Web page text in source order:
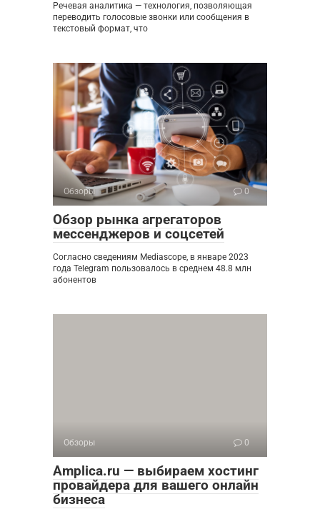
Речевая аналитика — технология, позволяющая
переводить голосовые звонки или сообщения в
текстовый формат, что
Обзоры 0
Обзор рынка агрегаторов
мессенджеров и соцсетей
Согласно сведениям Mediascope, в январе 2023
года Telegram пользовалось в среднем 48.8 млн
абонентов
Обзоры 0
Amplica.ru — выбираем хостинг
провайдера для вашего онлайн
бизнеса